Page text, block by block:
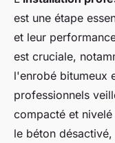
est une étape
et leur
est cruciale,
l'enrobé bitumeux
professionnels
compacté et
le béton